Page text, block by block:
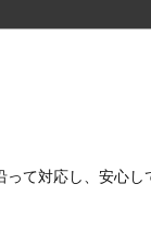
て対応し、安心